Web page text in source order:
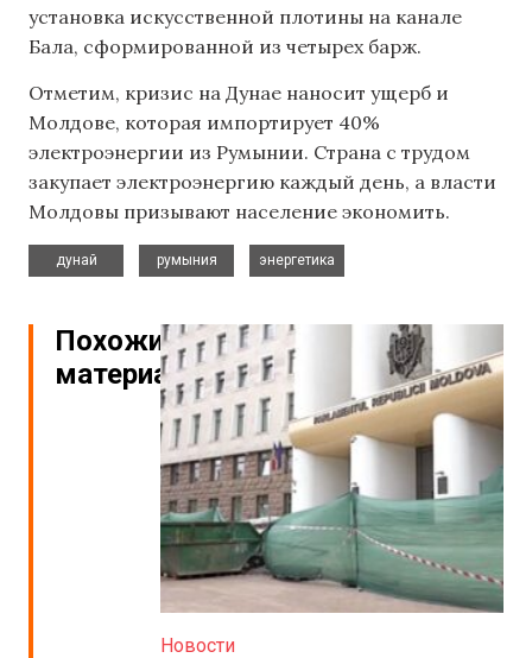
установка искусственной плотины на канале
Бала, сформированной из четырех барж.
Отметим, кризис на Дунае наносит ущерб и
Молдове, которая импортирует 40%
электроэнергии из Румынии. Страна с трудом
закупает электроэнергию каждый день, а власти
Молдовы призывают население экономить.
дунай
румыния
энергетика
Похожие
материалы
Новости